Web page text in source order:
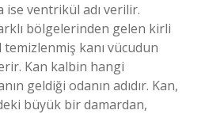
ise ventrikül adı verilir.
bölgelerinden gelen kirli
kanı vücudun
Kan kalbin hangi
geldiği odanın adıdır. Kan,
büyük bir damardan,